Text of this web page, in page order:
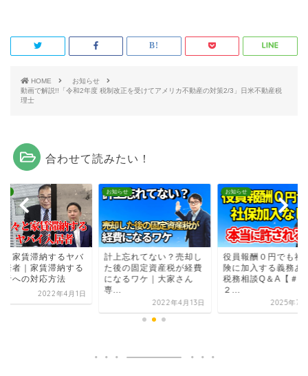
HOME
お知らせ
動画で解説!!「令和2年度 税制改正を受けてアメリカ不動産の対策2/3」日米不動産税
理士
合わせて読みたい！
と家賃滞納するヤバ
居者｜家賃滞納する
者への対応方法
2022年4月1日
お知らせ
計上忘れてない？売却し
た後の固定資産税が経費
になるワケ｜大家さん
専...
2022年4月13日
お知らせ
役員報酬０円でも社
険に加入する義務あ
税務相談Q＆A【＃４
２...
2025年7